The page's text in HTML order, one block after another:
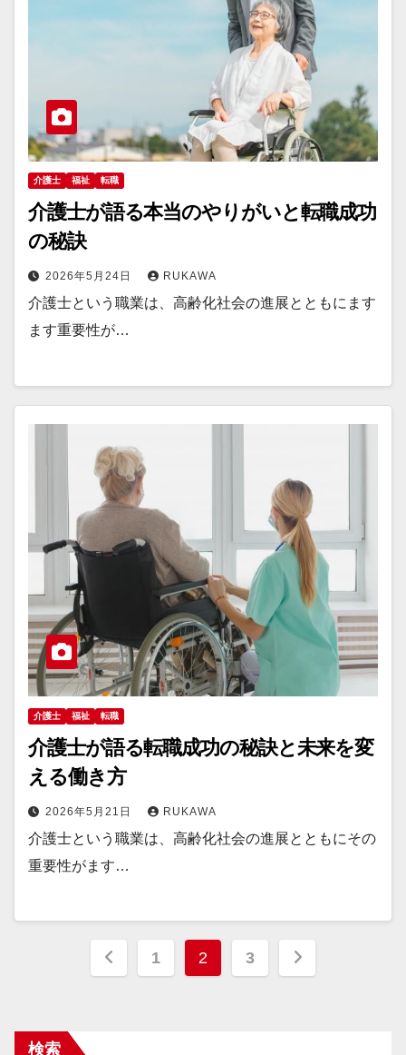
介護士 福祉 転職
介護士が語る本当のやりがいと転職成功
の秘訣
2026年5月24日 RUKAWA
介護士という職業は、高齢化社会の進展とともにます
ます重要性が…
介護士 福祉 転職
介護士が語る転職成功の秘訣と未来を変
える働き方
2026年5月21日 RUKAWA
介護士という職業は、高齢化社会の進展とともにその
重要性がます…
投
1 2 3
検索